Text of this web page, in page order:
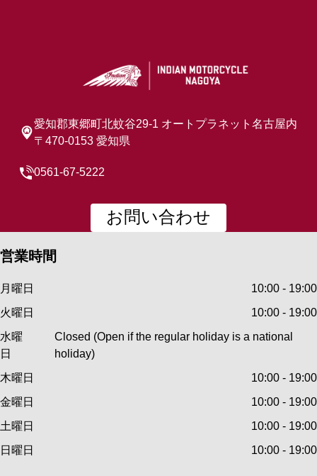
愛知郡東郷町北蚊谷29-1 オートプラネット名古屋内
〒470-0153 愛知県
0561-67-5222
お問い合わせ
営業時間
月曜日
10:00 - 19:00
火曜日
10:00 - 19:00
水曜
日
Closed (Open if the regular holiday is a national
holiday)
木曜日
10:00 - 19:00
金曜日
10:00 - 19:00
土曜日
10:00 - 19:00
日曜日
10:00 - 19:00